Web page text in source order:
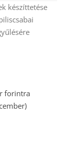
készíttetése
forintra